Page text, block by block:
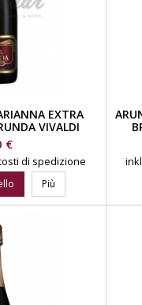
EXTRA
VIVALDI
€
di spedizione
Più